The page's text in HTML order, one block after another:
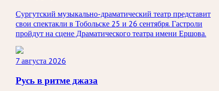
Сургутский музыкально-драматический театр представит
свои спектакли в Тобольске 25 и 26 сентября. Гастроли
пройдут на сцене Драматического театра имени Ершова.
7 августа 2026
Русь в ритме джаза